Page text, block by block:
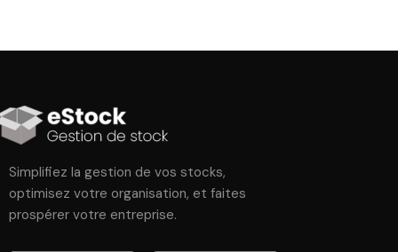
Simplifiez la gestion de vos stocks,
optimisez votre organisation, et faites
prospérer votre entreprise.